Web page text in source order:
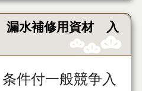
漏水補修用資材 入
件付一般競争入